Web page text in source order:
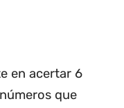
en acertar 6
que